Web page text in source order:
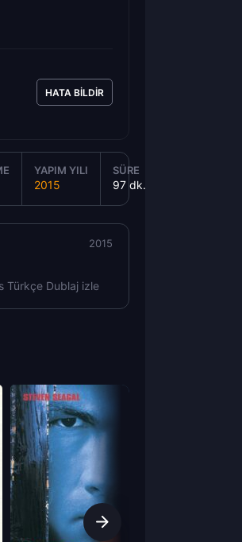
HATA BILDIR
YAPIM YILI
2015
SÜRE
97 dk.
Türkçe Dublaj izle
2015